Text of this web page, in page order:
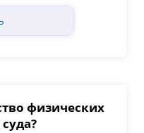
физических